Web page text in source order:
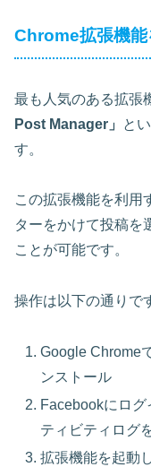
Chrome拡張機能
最も人気のある拡張
Post Manager」
と
す。
この拡張機能を利用
ターをかけて投稿を
ことが可能です。
操作は以下の通りで
Google Chrome
ンストール
Facebookにロ
ティビティログ
拡張機能を起動